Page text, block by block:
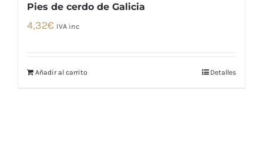
Pies de cerdo de Galicia
4,32€ IVA inc
Añadir al carrito Detalles